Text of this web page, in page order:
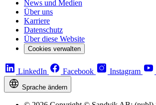
News und Medien
Über uns
Karriere
Datenschutz
Über diese Website
Cookies verwalten
LinkedIn Facebook Instagram
Sprache ändern